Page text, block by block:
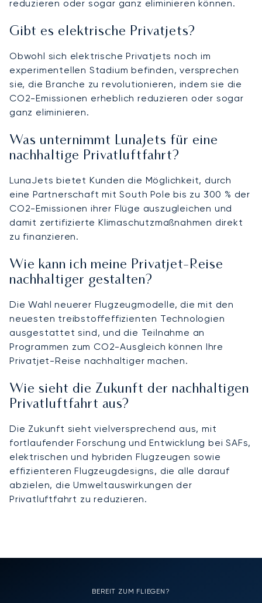
reduzieren oder sogar ganz eliminieren können.
Gibt es elektrische Privatjets?
Obwohl sich elektrische Privatjets noch im
experimentellen Stadium befinden, versprechen
sie, die Branche zu revolutionieren, indem sie die
CO2-Emissionen erheblich reduzieren oder sogar
ganz eliminieren.
Was unternimmt LunaJets für eine
nachhaltige Privatluftfahrt?
LunaJets bietet Kunden die Möglichkeit, durch
eine Partnerschaft mit South Pole bis zu 300 % der
CO2-Emissionen ihrer Flüge auszugleichen und
damit zertifizierte Klimaschutzmaßnahmen direkt
zu finanzieren.
Wie kann ich meine Privatjet-Reise
nachhaltiger gestalten?
Die Wahl neuerer Flugzeugmodelle, die mit den
neuesten treibstoffeffizienten Technologien
ausgestattet sind, und die Teilnahme an
Programmen zum CO2-Ausgleich können Ihre
Privatjet-Reise nachhaltiger machen.
Wie sieht die Zukunft der nachhaltigen
Privatluftfahrt aus?
Die Zukunft sieht vielversprechend aus, mit
fortlaufender Forschung und Entwicklung bei SAFs,
elektrischen und hybriden Flugzeugen sowie
effizienteren Flugzeugdesigns, die alle darauf
abzielen, die Umweltauswirkungen der
Privatluftfahrt zu reduzieren.
BEREIT ZUM FLIEGEN?